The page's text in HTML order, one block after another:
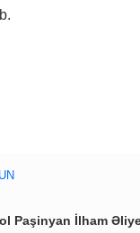
Paşinyan İlham